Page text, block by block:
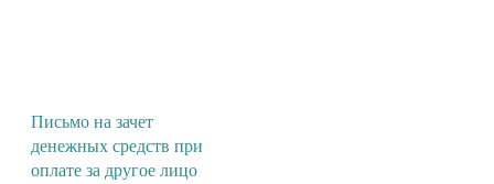
Письмо на зачет
денежных средств при
оплате за другое лицо